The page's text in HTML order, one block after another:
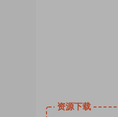
资源下载